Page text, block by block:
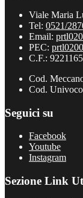
Viale Maria
Tel: 0521/
Email:
PEC:
C.F.:
Cod.
Cod.
Seguici su
Facebook
Youtube
Instagram
Sezione Link